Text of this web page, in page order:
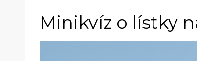
Minikvíz o lístky